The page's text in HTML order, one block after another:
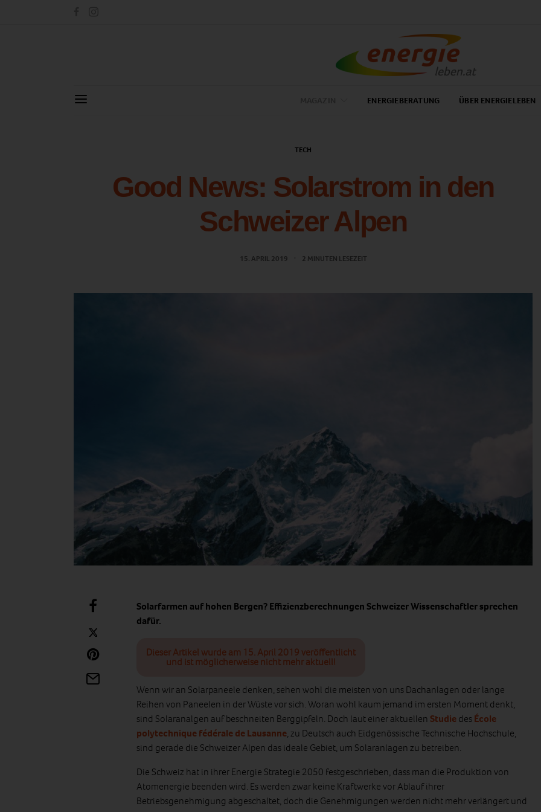
ENERGIEBERATUNG ÜBER ENERGIELEBEN
TECH
Good News: Solarstrom in den
Schweizer Alpen
15. APRIL 2019 2 MINUTEN LESEZEIT
Solarfarmen auf hohen Bergen? Effizienzberechnungen Schweizer Wissenschaftler sprechen
dafür.
Dieser Artikel wurde am 15. April 2019 veröffentlicht
und ist möglicherweise nicht mehr aktuell!
Wenn wir an Solarpaneele denken, sehen wohl die meisten von uns Dachanlagen oder lange
Reihen von Paneelen in der Wüste vor sich. Woran wohl kaum jemand im ersten Moment denkt,
sind Solaranalgen auf beschneiten Berggipfeln. Doch laut einer aktuellen StudiedesÉcole
polytechnique fédérale de Lausanne, zu Deutsch auch Eidgenössische Technische Hochschule,
sind gerade die Schweizer Alpen das ideale Gebiet, um Solaranlagen zu betreiben.
Die Schweiz hat in ihrer Energie Strategie 2050 festgeschrieben, dass man die Produktion von
Atomenergie beenden wird. Es werden zwar keine Kraftwerke vor Ablauf ihrer
Betriebsgenehmigung abgeschaltet, doch die Genehmigungen werden nicht mehr verlängert und